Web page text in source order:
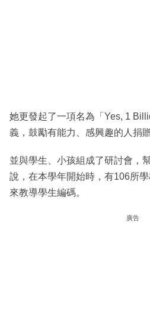
她更發起了一項名為「Yes, 1
義，鼓勵有能力、感興趣的人捐
並與學生、小孩組成了研討會，
說，在本學年開始時，有106所
來教導學生編碼。
廣告